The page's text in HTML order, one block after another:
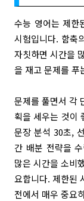
수능 영어는 제한
시험입니다. 함축
자칫하면 시간을
을 재고 문제를 푸
문제를 풀면서 각
획을 세우는 것이
문장 분석 30초,
간 배분 전략을
많은 시간을 소비
요합니다. 제한된
전에서 매우 중요